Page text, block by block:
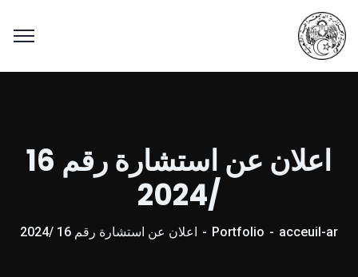
اعلان عن استشارة رقم 16
/2024
acceuil-ar
Portfolio اعلان عن استشارة رقم 16 /2024